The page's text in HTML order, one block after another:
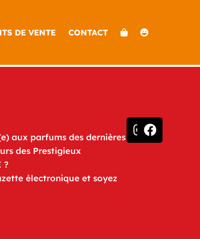
DE VENTE CONTACT
aux parfums des dernières
des Prestigieux
?
électronique et soyez